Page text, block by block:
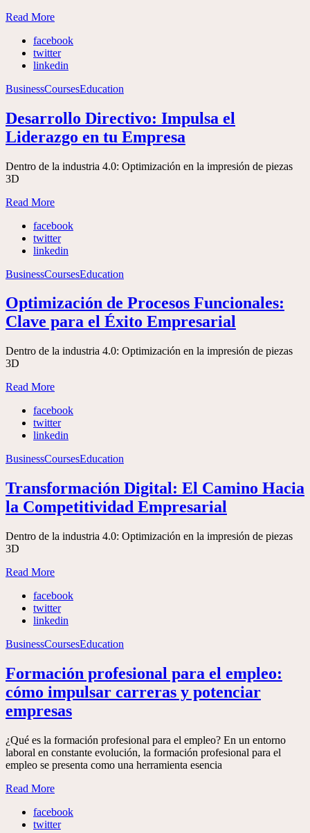
Read More
facebook
twitter
linkedin
BusinessCoursesEducation
Desarrollo Directivo: Impulsa el
Liderazgo en tu Empresa
Dentro de la industria 4.0: Optimización en la impresión de piezas
3D
Read More
facebook
twitter
linkedin
BusinessCoursesEducation
Optimización de Procesos Funcionales:
Clave para el Éxito Empresarial
Dentro de la industria 4.0: Optimización en la impresión de piezas
3D
Read More
facebook
twitter
linkedin
BusinessCoursesEducation
Transformación Digital: El Camino Hacia
la Competitividad Empresarial
Dentro de la industria 4.0: Optimización en la impresión de piezas
3D
Read More
facebook
twitter
linkedin
BusinessCoursesEducation
Formación profesional para el empleo:
cómo impulsar carreras y potenciar
empresas
¿Qué es la formación profesional para el empleo? En un entorno
laboral en constante evolución, la formación profesional para el
empleo se presenta como una herramienta esencia
Read More
facebook
twitter